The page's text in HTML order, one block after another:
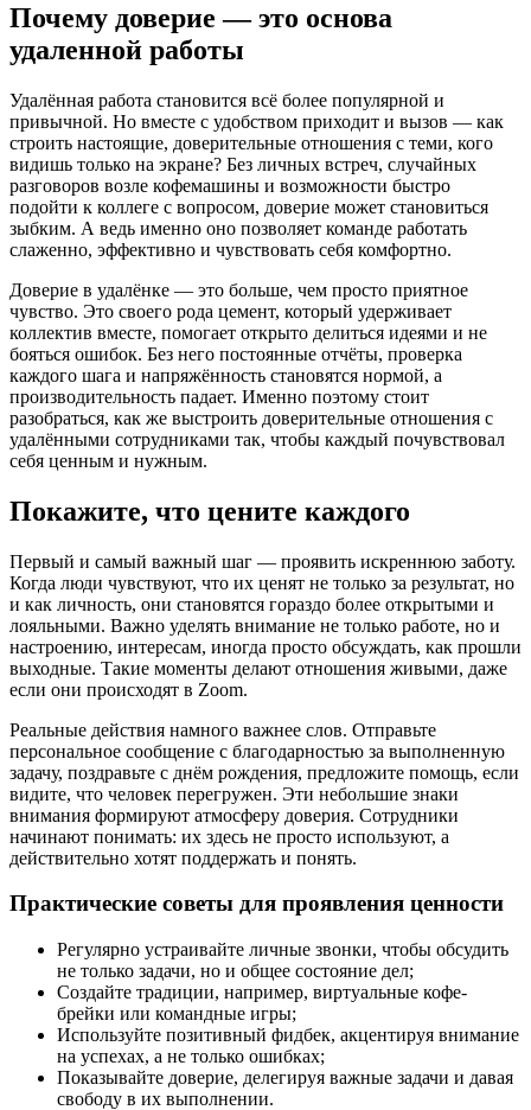
Почему доверие — это основа
удаленной работы
Удалённая работа становится всё более популярной и
привычной. Но вместе с удобством приходит и вызов — как
строить настоящие, доверительные отношения с теми, кого
видишь только на экране? Без личных встреч, случайных
разговоров возле кофемашины и возможности быстро
подойти к коллеге с вопросом, доверие может становиться
зыбким. А ведь именно оно позволяет команде работать
слаженно, эффективно и чувствовать себя комфортно.
Доверие в удалёнке — это больше, чем просто приятное
чувство. Это своего рода цемент, который удерживает
коллектив вместе, помогает открыто делиться идеями и не
бояться ошибок. Без него постоянные отчёты, проверка
каждого шага и напряжённость становятся нормой, а
производительность падает. Именно поэтому стоит
разобраться, как же выстроить доверительные отношения с
удалёнными сотрудниками так, чтобы каждый почувствовал
себя ценным и нужным.
Покажите, что цените каждого
Первый и самый важный шаг — проявить искреннюю заботу.
Когда люди чувствуют, что их ценят не только за результат, но
и как личность, они становятся гораздо более открытыми и
лояльными. Важно уделять внимание не только работе, но и
настроению, интересам, иногда просто обсуждать, как прошли
выходные. Такие моменты делают отношения живыми, даже
если они происходят в Zoom.
Реальные действия намного важнее слов. Отправьте
персональное сообщение с благодарностью за выполненную
задачу, поздравьте с днём рождения, предложите помощь, если
видите, что человек перегружен. Эти небольшие знаки
внимания формируют атмосферу доверия. Сотрудники
начинают понимать: их здесь не просто используют, а
действительно хотят поддержать и понять.
Практические советы для проявления ценности
Регулярно устраивайте личные звонки, чтобы обсудить
не только задачи, но и общее состояние дел;
Создайте традиции, например, виртуальные кофе-
брейки или командные игры;
Используйте позитивный фидбек, акцентируя внимание
на успехах, а не только ошибках;
Показывайте доверие, делегируя важные задачи и давая
свободу в их выполнении.